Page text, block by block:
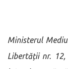
Ministerul
Libertății nr. 12,